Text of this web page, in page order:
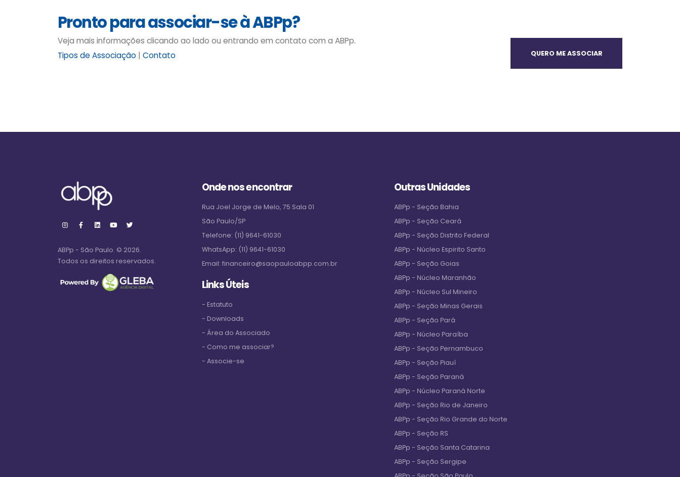
Pronto para associar-se à ABPp?
Veja mais informações clicando ao lado ou entrando em contato com a ABPp.
Tipos de Associação | Contato QUERO ME ASSOCIAR
ABPp - São Paulo. © 2026.
Todos os direitos reservados.
Onde nos encontrar
Rua Joel Jorge de Melo, 75 Sala 01
São Paulo/SP
Telefone: (11) 9641-61030
WhatsApp: (11) 9641-61030
Email: financeiro@saopauloabpp.com.br
Links Úteis
- Estatuto
- Downloads
- Área do Associado
- Como me associar?
- Associe-se
Outras Unidades
ABPp - Seção Bahia
ABPp - Seção Ceará
ABPp - Seção Distrito Federal
ABPp - Núcleo Espirito Santo
ABPp - Seção Goias
ABPp - Núcleo Maranhão
ABPp - Núcleo Sul Mineiro
ABPp - Seção Minas Gerais
ABPp - Seção Pará
ABPp - Núcleo Paraíba
ABPp - Seção Pernambuco
ABPp - Seção Piauí
ABPp - Seção Paraná
ABPp - Núcleo Paraná Norte
ABPp - Seção Rio de Janeiro
ABPp - Seção Rio Grande do Norte
ABPp - Seção RS
ABPp - Seção Santa Catarina
ABPp - Seção Sergipe